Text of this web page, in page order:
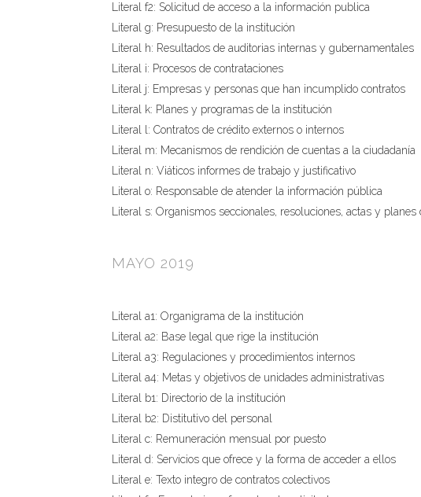
Literal f2: Solicitud de acceso a la información publica
Literal g: Presupuesto de la institución
Literal h: Resultados de auditorias internas y gubernamentales
Literal i: Procesos de contrataciones
Literal j: Empresas y personas que han incumplido contratos
Literal k: Planes y programas de la institución
Literal l: Contratos de crédito externos o internos
Literal m: Mecanismos de rendición de cuentas a la ciudadanía
Literal n: Viáticos informes de trabajo y justificativo
Literal o: Responsable de atender la información pública
Literal s: Organismos seccionales, resoluciones, actas y
MAYO 2019
Literal a1: Organigrama de la institución
Literal a2: Base legal que rige la institución
Literal a3: Regulaciones y procedimientos internos
Literal a4: Metas y objetivos de unidades administrativas
Literal b1: Directorio de la institución
Literal b2: Distitutivo del personal
Literal c: Remuneración mensual por puesto
Literal d: Servicios que ofrece y la forma de acceder a ellos
Literal e: Texto integro de contratos colectivos